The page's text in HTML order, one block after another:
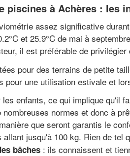
piscines à Achères : les
assez significative
et 25.9°C de mai à
il est préférable de
pour des terrains de petite
une utilisation estivale et
enfants, ce qui implique qu'il
normes et donc à
que seront garantis le
jusqu'à 100 kg. Rien de
bâches : ils connaissent et